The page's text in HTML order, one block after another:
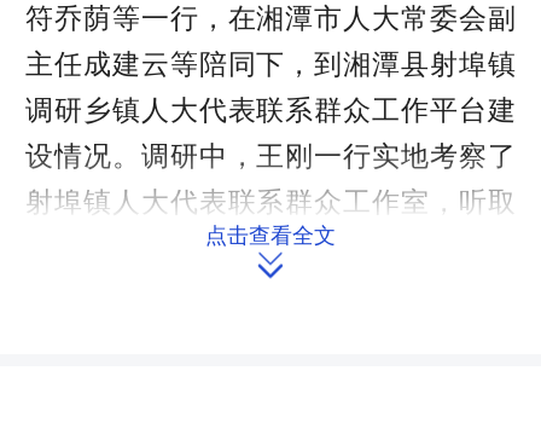
符乔荫等一行，在湘潭市人大常委会副
主任成建云等陪同下，到湘潭县射埠镇
调研乡镇人大代表联系群众工作平台建
设情况。调研中，王刚一行实地考察了
射埠镇人大代表联系群众工作室，听取
了有关情况介绍。王刚指出，加强人大
点击查看全文
